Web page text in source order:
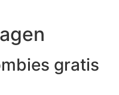
gratis